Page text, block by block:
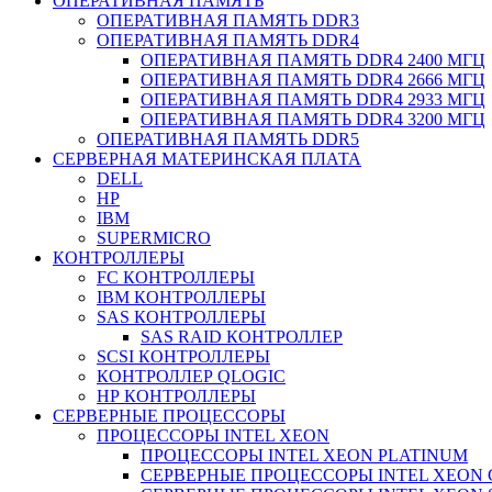
ОПЕРАТИВНАЯ ПАМЯТЬ DDR3
ОПЕРАТИВНАЯ ПАМЯТЬ DDR4
ОПЕРАТИВНАЯ ПАМЯТЬ DDR4 2400 МГЦ
ОПЕРАТИВНАЯ ПАМЯТЬ DDR4 2666 МГЦ
ОПЕРАТИВНАЯ ПАМЯТЬ DDR4 2933 МГЦ
ОПЕРАТИВНАЯ ПАМЯТЬ DDR4 3200 МГЦ
ОПЕРАТИВНАЯ ПАМЯТЬ DDR5
СЕРВЕРНАЯ МАТЕРИНСКАЯ ПЛАТА
DELL
HP
IBM
SUPERMICRO
КОНТРОЛЛЕРЫ
FC КОНТРОЛЛЕРЫ
IBM КОНТРОЛЛЕРЫ
SAS КОНТРОЛЛЕРЫ
SAS RAID КОНТРОЛЛЕР
SCSI КОНТРОЛЛЕРЫ
КОНТРОЛЛЕР QLOGIC
НР КОНТРОЛЛЕРЫ
СЕРВЕРНЫЕ ПРОЦЕССОРЫ
ПРОЦЕССОРЫ INTEL XEON
ПРОЦЕССОРЫ INTEL XEON PLATINUM
СЕРВЕРНЫЕ ПРОЦЕССОРЫ INTEL XEON